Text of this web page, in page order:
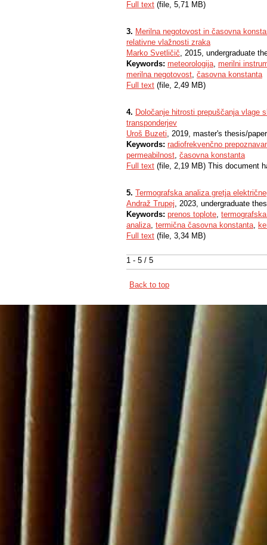
1 - 5 / 5
Full text (file, 5,71 MB)
3. Merilna negotovost in časovna
relativne vlažnosti zraka
Marko Svetličič, 2015, undergraduate
Keywords: meteorologija, merilni
merilna negotovost, časovna konstanta
Full text (file, 2,49 MB)
4. Določanje hitrosti prepuščanja vlage
transponderjev
Uroš Buzeti, 2019, master's thesis/paper
Keywords: radiofrekvenčno
permeabilnost, časovna konstanta
Full text (file, 2,19 MB) This document
5. Termografska analiza gretja
Andraž Trupej, 2023, undergraduate
Keywords: prenos toplote,
analiza, termična časovna konstanta,
Full text (file, 3,34 MB)
Back to top